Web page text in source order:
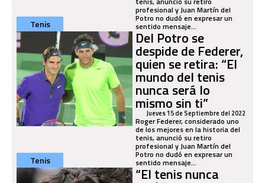
profesional y Juan Martín del
Potro no dudó en expresar un
sentido mensaje...
Tenis
Del Potro se
despide de Federer,
quien se retira: “El
mundo del tenis
nunca será lo
mismo sin ti”
Jueves 15 de Septiembre del 2022
Roger Federer, considerado uno
de los mejores en la historia del
tenis, anunció su retiro
profesional y Juan Martín del
Potro no dudó en expresar un
sentido mensaje...
Tenis
“El tenis nunca